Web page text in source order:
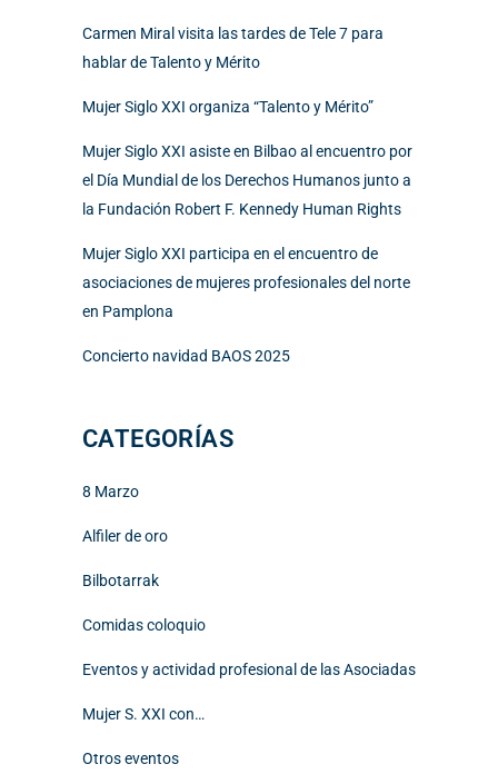
Carmen Miral visita las tardes de Tele 7 para
hablar de Talento y Mérito
Mujer Siglo XXI organiza “Talento y Mérito”
Mujer Siglo XXI asiste en Bilbao al encuentro por
el Día Mundial de los Derechos Humanos junto a
la Fundación Robert F. Kennedy Human Rights
Mujer Siglo XXI participa en el encuentro de
asociaciones de mujeres profesionales del norte
en Pamplona
Concierto navidad BAOS 2025
CATEGORÍAS
8 Marzo
Alfiler de oro
Bilbotarrak
Comidas coloquio
Eventos y actividad profesional de las Asociadas
Mujer S. XXI con…
Otros eventos